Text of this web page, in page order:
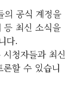
의 공식 계정을
최신 소식을
다.
청자들과 최신
할 수 있습니